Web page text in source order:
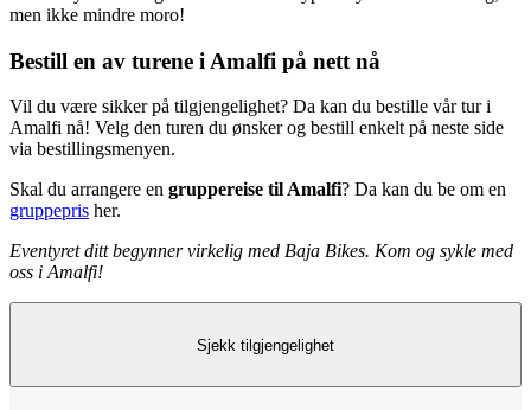
men ikke mindre moro!
Bestill en av turene i Amalfi på nett nå
Vil du være sikker på tilgjengelighet? Da kan du bestille vår tur i
Amalfi nå! Velg den turen du ønsker og bestill enkelt på neste side
via bestillingsmenyen.
Skal du arrangere en gruppereise til Amalfi? Da kan du be om en
gruppepris her.
Eventyret ditt begynner virkelig med Baja Bikes. Kom og sykle med
oss i Amalfi!
Sjekk tilgjengelighet